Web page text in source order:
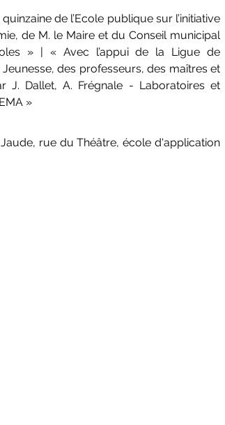
de l’Ecole publique sur l’initiative
de M. le Maire et du Conseil municipal
» | « Avec l’appui de la Ligue de
des professeurs, des maîtres et
J. Dallet, A. Frégnale - Laboratoires et
»
rue du Théâtre, école d'application